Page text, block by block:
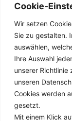
Cookie-
Wir setzen
Sie zu gestalten.
auswählen,
Ihre Auswahl
unserer Richtlinie
unseren
Cookies werden
gesetzt.
Mit einem Klick
wer was wo
Impressum
Datenschutz